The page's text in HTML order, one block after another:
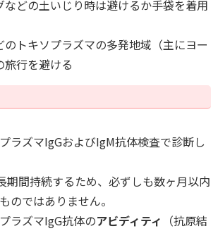
などの土いじり時は避けるか手袋を着用
のトキソプラズマの多発地域（主にヨー
旅行を避ける
ラズマIgGおよびIgM抗体検査で診断し
期間持続するため、必ずしも数ヶ月以内
のではありません。
ラズマIgG抗体のアビディティ （抗原結